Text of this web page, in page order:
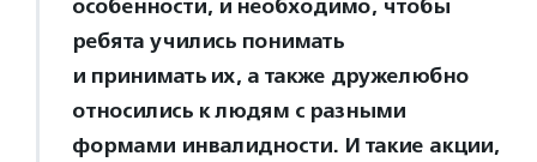
особенности, и необходимо, чтобы
ребята учились понимать
и принимать их, а также дружелюбно
относились к людям с разными
формами инвалидности. И такие акции,